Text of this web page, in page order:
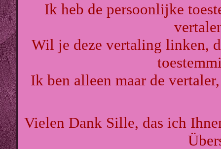
Ik heb de persoonlijke
Wil je deze vertaling linken,
Ik ben alleen maar de
Vielen Dank Sille, das ich